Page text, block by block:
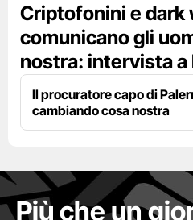
Criptofonini e dark
comunicano gli
nostra: intervista a
Il procuratore capo di
cambiando cosa nostra
Più che un